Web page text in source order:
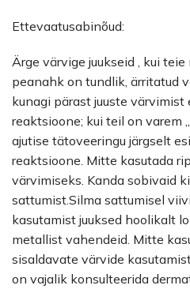
Ettevaatusabinõud:
Ärge värvige juukseid , kui
peanahk on tundlik, ärritatud
kunagi pärast juuste värvimist
reaktsioone; kui teil on varem
ajutise tätoveeringu järgselt
reaktsioone. Mitte kasutada
värvimiseks. Kanda sobivaid
sattumist.Silma sattumisel
kasutamist juuksed hoolikalt
metallist vahendeid. Mitte
sisaldavate värvide
on vajalik konsulteerida